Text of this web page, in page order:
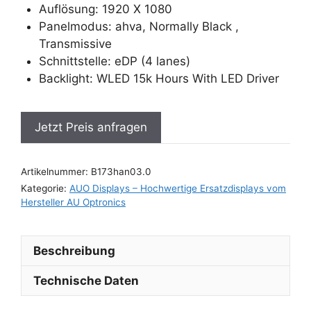
Auflösung: 1920 X 1080
Panelmodus: ahva, Normally Black ,
Transmissive
Schnittstelle: eDP (4 lanes)
Backlight: WLED 15k Hours With LED Driver
Jetzt Preis anfragen
Artikelnummer: B173han03.0
Kategorie: AUO Displays – Hochwertige Ersatzdisplays vom
Hersteller AU Optronics
Beschreibung
Technische Daten